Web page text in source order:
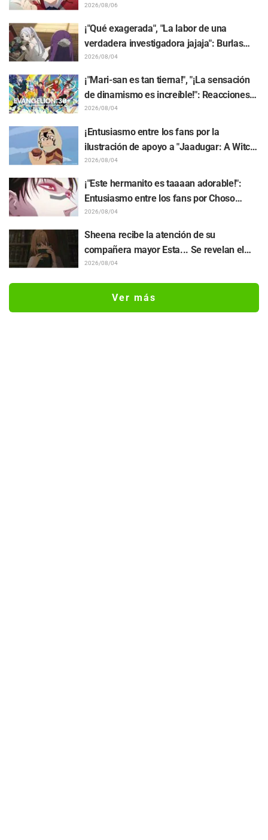
la colaboración entre "Lycoris Recoil" y
2026/08/06
¡"Qué exagerada", "La labor de una
verdadera investigadora jajaja": Burlas
masivas por el peluche de Frieren
atrapado en un Mímic de exhibición en
"Frieren: Más allá del final del viaje"
2026/08/04
¡"Mari-san es tan tierna!", "¡La sensación
de dinamismo es increíble!": Reacciones
ante el hermoso dibujo revelado de
Hidenori Matsubara con las 3 chicas
vistiendo sus Plugsuits de "Neon Genesis
2026/08/04
¡Entusiasmo entre los fans por la
ilustración de apoyo a "Jaadugar: A Witch
in Mongolia" realizada por el autor de
"Yowamushi Pedal"! "Esto es lo que pasa
cuando lo dibuja la persona con el estilo
2026/08/04
¡"Este hermanito es taaaan adorable!":
Entusiasmo entre los fans por Choso
acercándose a Yūji Itadori en la ilustración
especial de "Jujutsu Kaisen"
2026/08/04
Sheena recibe la atención de su
compañera mayor Esta... Se revelan el
sinopsis, capturas, avance WEB y póster
Want to Love You Till Your Dying Day"
2026/08/04
Ver más